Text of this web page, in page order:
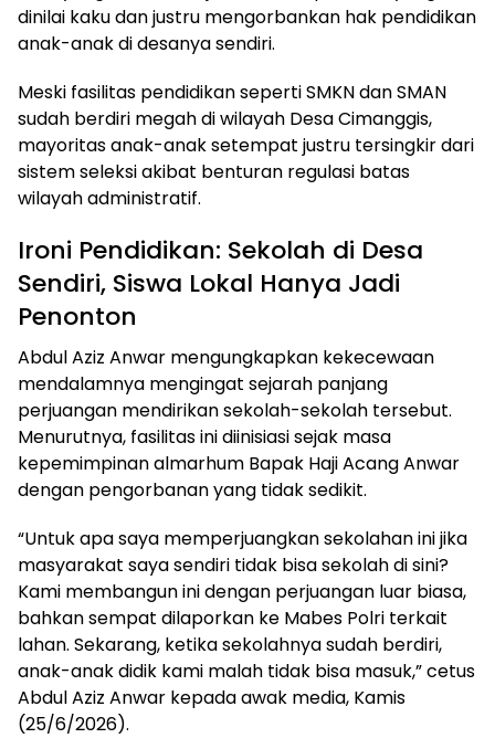
dinilai kaku dan justru mengorbankan hak pendidikan
anak-anak di desanya sendiri.
Meski fasilitas pendidikan seperti SMKN dan SMAN
sudah berdiri megah di wilayah Desa Cimanggis,
mayoritas anak-anak setempat justru tersingkir dari
sistem seleksi akibat benturan regulasi batas
wilayah administratif.
Ironi Pendidikan: Sekolah di Desa
Sendiri, Siswa Lokal Hanya Jadi
Penonton
Abdul Aziz Anwar mengungkapkan kekecewaan
mendalamnya mengingat sejarah panjang
perjuangan mendirikan sekolah-sekolah tersebut.
Menurutnya, fasilitas ini diinisiasi sejak masa
kepemimpinan almarhum Bapak Haji Acang Anwar
dengan pengorbanan yang tidak sedikit.
“Untuk apa saya memperjuangkan sekolahan ini jika
masyarakat saya sendiri tidak bisa sekolah di sini?
Kami membangun ini dengan perjuangan luar biasa,
bahkan sempat dilaporkan ke Mabes Polri terkait
lahan. Sekarang, ketika sekolahnya sudah berdiri,
anak-anak didik kami malah tidak bisa masuk,” cetus
Abdul Aziz Anwar kepada awak media, Kamis
(25/6/2026).